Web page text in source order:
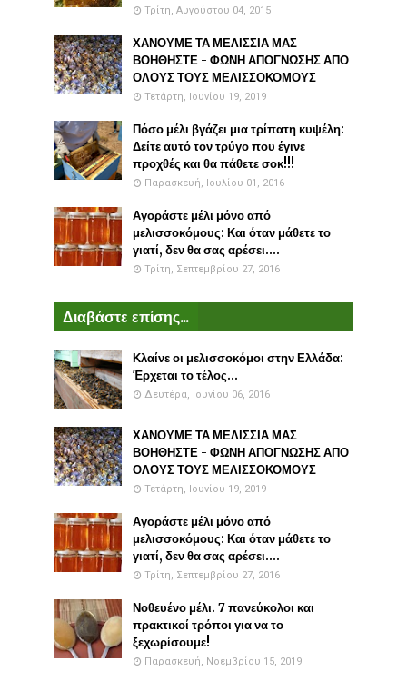
Τρίτη, Αυγούστου 04, 2015
ΧΑΝΟΥΜΕ ΤΑ ΜΕΛΙΣΣΙΑ ΜΑΣ
ΒΟΗΘΗΣΤΕ - ΦΩΝΗ ΑΠΟΓΝΩΣΗΣ ΑΠΟ
ΟΛΟΥΣ ΤΟΥΣ ΜΕΛΙΣΣΟΚΟΜΟΥΣ
Τετάρτη, Ιουνίου 19, 2019
Πόσο μέλι βγάζει μια τρίπατη κυψέλη:
Δείτε αυτό τον τρύγο που έγινε
προχθές και θα πάθετε σοκ!!!
Παρασκευή, Ιουλίου 01, 2016
Αγοράστε μέλι μόνο από
μελισσοκόμους: Και όταν μάθετε το
γιατί, δεν θα σας αρέσει....
Τρίτη, Σεπτεμβρίου 27, 2016
Διαβάστε επίσης...
Κλαίνε οι μελισσοκόμοι στην Ελλάδα:
Έρχεται το τέλος...
Δευτέρα, Ιουνίου 06, 2016
ΧΑΝΟΥΜΕ ΤΑ ΜΕΛΙΣΣΙΑ ΜΑΣ
ΒΟΗΘΗΣΤΕ - ΦΩΝΗ ΑΠΟΓΝΩΣΗΣ ΑΠΟ
ΟΛΟΥΣ ΤΟΥΣ ΜΕΛΙΣΣΟΚΟΜΟΥΣ
Τετάρτη, Ιουνίου 19, 2019
Αγοράστε μέλι μόνο από
μελισσοκόμους: Και όταν μάθετε το
γιατί, δεν θα σας αρέσει....
Τρίτη, Σεπτεμβρίου 27, 2016
Νοθευένο μέλι. 7 πανεύκολοι και
πρακτικοί τρόποι για να το
ξεχωρίσουμε!
Παρασκευή, Νοεμβρίου 15, 2019